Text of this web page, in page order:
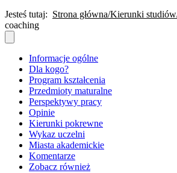
Jesteś tutaj: Strona główna Kierunki studiów
coaching
Informacje ogólne
Dla kogo?
Program kształcenia
Przedmioty maturalne
Perspektywy pracy
Opinie
Kierunki pokrewne
Wykaz uczelni
Miasta akademickie
Komentarze
Zobacz również